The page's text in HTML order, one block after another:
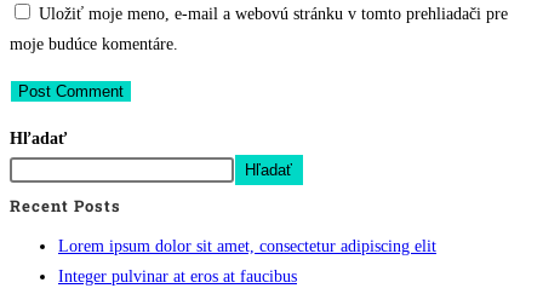
Uložiť moje meno, e-mail a webovú stránku v tomto prehliadači pre
moje budúce komentáre.
Hľadať
Hľadať
Recent Posts
Lorem ipsum dolor sit amet, consectetur adipiscing elit
Integer pulvinar at eros at faucibus